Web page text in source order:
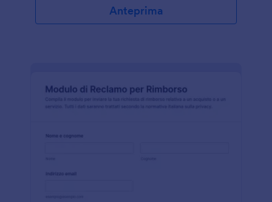
Anteprima